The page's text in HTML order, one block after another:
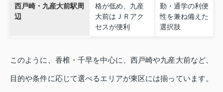
西戸崎・九産大前駅周
辺
格が低め、九産
大前はＪＲアク
セスが便利
勤・通学の利便
性を兼ね備えた
選択肢
このように、香椎・千早を中心に、西戸崎や九産大前など、
目的や条件に応じて選べるエリアが東区には揃っています。